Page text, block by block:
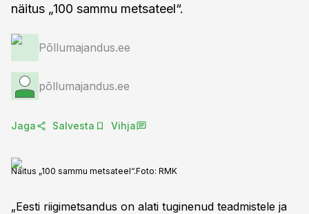
näitus „100 sammu metsateel“.
Põllumajandus.ee
põllumajandus.ee
Jaga Salvesta Vihja
Näitus „100 sammu metsateel“.Foto: RMK
„Eesti riigimetsandus on alati tuginenud teadmistele ja